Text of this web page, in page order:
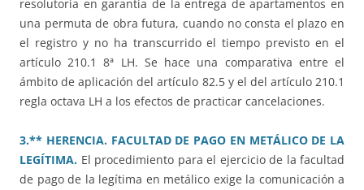
resolutoria en garantía de la entrega de apartamentos en
una permuta de obra futura, cuando no consta el plazo en
el registro y no ha transcurrido el tiempo previsto en el
artículo 210.1 8ª LH. Se hace una comparativa entre el
ámbito de aplicación del artículo 82.5 y el del artículo 210.1
regla octava LH a los efectos de practicar cancelaciones.
3.** HERENCIA. FACULTAD DE PAGO EN METÁLICO DE LA
LEGÍTIMA. El procedimiento para el ejercicio de la facultad
de pago de la legítima en metálico exige la comunicación a